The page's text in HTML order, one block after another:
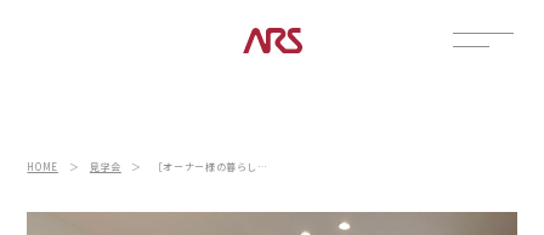
展示場
HOME ＞ 見学会 ＞ ［オーナー様の暮らし見学会｜高岡市］外への拡がりを愉しむ土間縁のある平屋